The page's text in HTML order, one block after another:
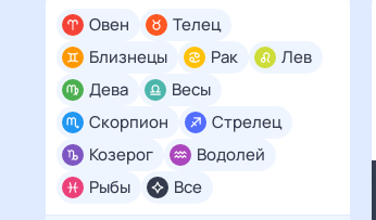
Все
Овен
Телец
Близнецы
Рак
Лев
Дева
Весы
Скорпион
Стрелец
Козерог
Водолей
Рыбы